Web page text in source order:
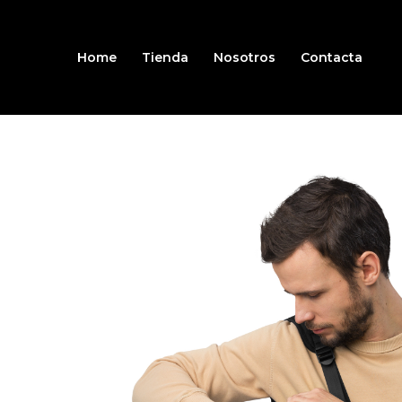
Home Tienda Nosotros Contacta